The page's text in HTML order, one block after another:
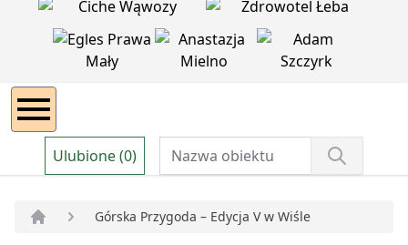
Ulubione (0)
Górska Przygoda – Edycja V w Wiśle